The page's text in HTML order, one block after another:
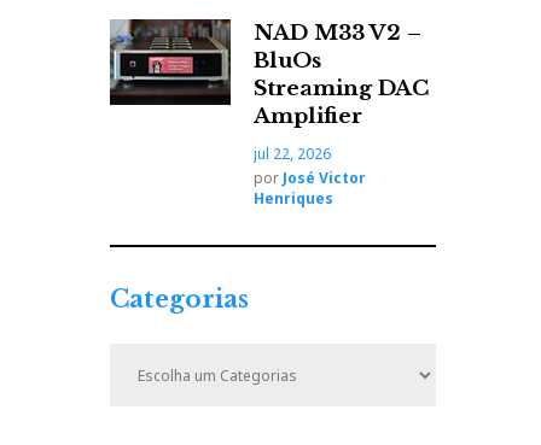
NAD M33 V2 –
BluOs
Streaming DAC
Amplifier
jul 22, 2026
por José Victor
Henriques
Categorias